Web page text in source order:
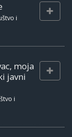
i
moja
javni
i